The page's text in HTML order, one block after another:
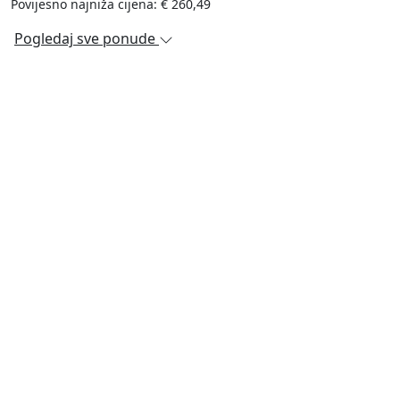
Povijesno najniža cijena: € 260,49
Pogledaj sve ponude